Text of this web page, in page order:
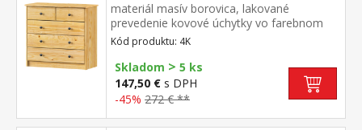
materiál masív borovica, lakované
prevedenie kovové úchytky vo farebnom
prevedení černená mosadz 2 úzke a 3
široké zásuvky s kovovými pojazdmi, hĺbka
zásuvky 27,5 cm
Kód produktu: 4K
Skladom > 5 ks
147,50 € s DPH
-45% 272 € **